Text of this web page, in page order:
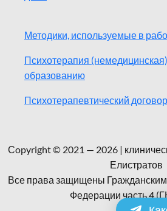
Методики, используемые в
Психотерапия
образованию
Психотерапевтический договор
Сopyright © 2021 — 2026 |
Елистратов
Все права защищены Гражданским
Федерации часть 4